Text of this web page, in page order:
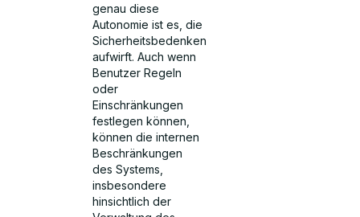
genau diese
Autonomie ist es, die
Sicherheitsbedenken
aufwirft. Auch wenn
Benutzer Regeln
oder
Einschränkungen
festlegen können,
können die internen
Beschränkungen
des Systems,
insbesondere
hinsichtlich der